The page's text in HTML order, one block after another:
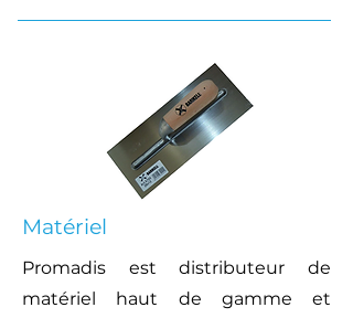
Matériel
Promadis est distributeur de
matériel haut de gamme et